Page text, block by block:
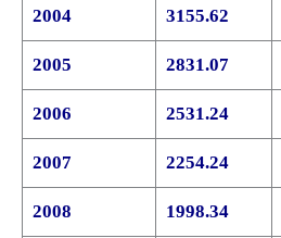
2004 3155.62
2005 2831.07
2006 2531.24
2007 2254.24
2008 1998.34